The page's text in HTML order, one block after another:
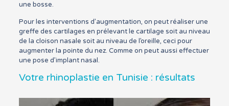
une bosse.
Pour les interventions d’augmentation, on peut réaliser une
greffe des cartilages en prélevant le cartilage soit au niveau
de la cloison nasale soit au niveau de l’oreille, ceci pour
augmenter la pointe du nez. Comme on peut aussi effectuer
une pose d’implant nasal.
Votre rhinoplastie en Tunisie : résultats